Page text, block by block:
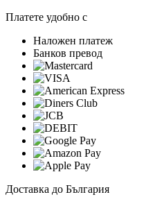
Платете удобно с
Наложен платеж
Банков превод
Доставка до България